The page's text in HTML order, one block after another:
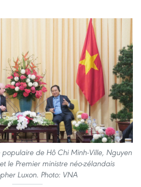
de Hô Chi Minh-Ville, Nguyen
le Premier ministre néo-zélandais
Luxon. Photo: VNA